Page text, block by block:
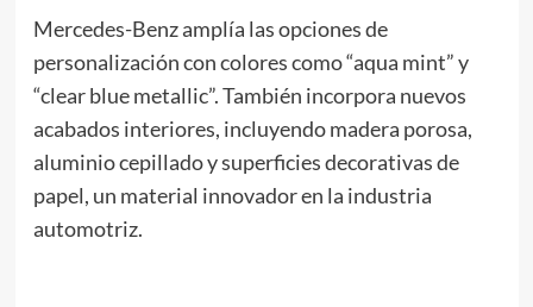
Mercedes-Benz amplía las opciones de
personalización con colores como “aqua mint” y
“clear blue metallic”. También incorpora nuevos
acabados interiores, incluyendo madera porosa,
aluminio cepillado y superficies decorativas de
papel, un material innovador en la industria
automotriz.